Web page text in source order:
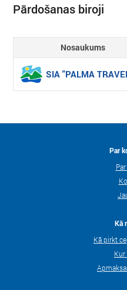
Pārdošanas biroji
Nosaukums
SIA "PALMA
Par
Kā
Kā pirkt